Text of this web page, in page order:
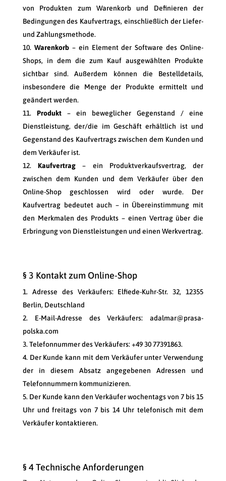
von Produkten zum Warenkorb und Definieren der
Bedingungen des Kaufvertrags, einschließlich der Liefer-
und Zahlungsmethode.
Warenkorb – ein Element der Software des Online-
Shops, in dem die zum Kauf ausgewählten Produkte
sichtbar sind. Außerdem können die Bestelldetails,
insbesondere die Menge der Produkte ermittelt und
geändert werden.
Produkt – ein beweglicher Gegenstand / eine
Dienstleistung, der/die im Geschäft erhältlich ist und
Gegenstand des Kaufvertrags zwischen dem Kunden und
dem Verkäufer ist.
Kaufvertrag – ein Produktverkaufsvertrag, der
zwischen dem Kunden und dem Verkäufer über den
Online-Shop geschlossen wird oder wurde. Der
Kaufvertrag bedeutet auch – in Übereinstimmung mit
den Merkmalen des Produkts – einen Vertrag über die
Erbringung von Dienstleistungen und einen Werkvertrag.
§ 3 Kontakt zum Online-Shop
Adresse des Verkäufers: Elfiede-Kuhr-Str. 32, 12355
Berlin, Deutschland
E-Mail-Adresse des Verkäufers: adalmar@prasa-
polska.com
Telefonnummer des Verkäufers: +49 30 77391863.
Der Kunde kann mit dem Verkäufer unter Verwendung
der in diesem Absatz angegebenen Adressen und
Telefonnummern kommunizieren.
Der Kunde kann den Verkäufer wochentags von 7 bis 15
Uhr und freitags von 7 bis 14 Uhr telefonisch mit dem
Verkäufer kontaktieren.
§ 4 Technische Anforderungen